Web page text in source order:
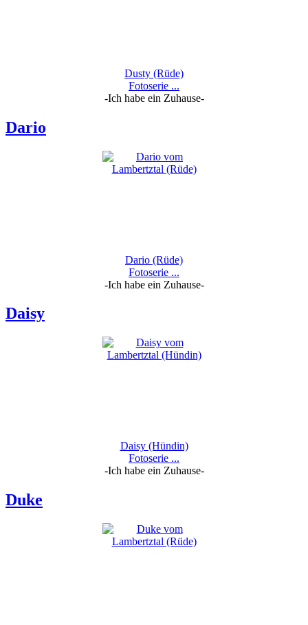
Dusty (Rüde)
Fotoserie ...
-Ich habe ein Zuhause-
Dario
Dario (Rüde)
Fotoserie ...
-Ich habe ein Zuhause-
Daisy
Daisy (Hündin)
Fotoserie ...
-Ich habe ein Zuhause-
Duke